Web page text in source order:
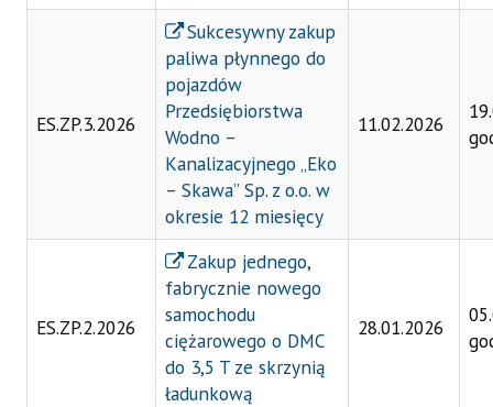
ES.ZP.3.2026
Sukcesywny zakup
paliwa płynnego do
pojazdów
Przedsiębiorstwa
Wodno –
Kanalizacyjnego „Eko
– Skawa” Sp. z o.o. w
okresie 12 miesięcy
11.02.2026
ES.ZP.2.2026
Zakup jednego,
fabrycznie nowego
samochodu
ciężarowego o DMC
do 3,5 T ze skrzynią
ładunkową
28.01.2026